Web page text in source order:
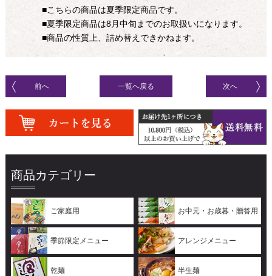
■こちらの商品は夏季限定商品です。
■夏季限定商品は8月中旬までのお取扱いになります。
■商品の性質上、詰め替えできかねます。
前へ 一覧へ戻る 次へ
商品カテゴリー
ご家庭用 お中元・お歳暮・贈答用
季節限定メニュー アレンジメニュー
乾麺 半生麺